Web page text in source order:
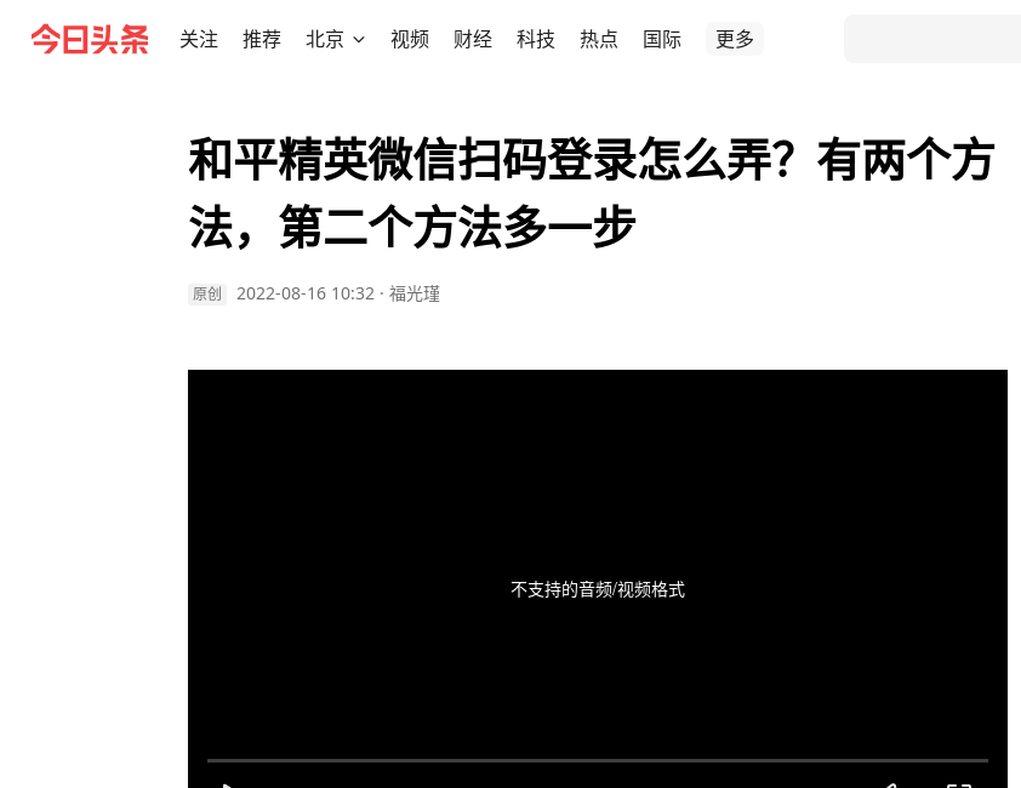
关注 推荐 北京 视频 财经 科技 热点 国际 更多
和平精英微信扫码登录怎么弄？有两个方
法，第二个方法多一步
原创 2022-08-16 10:32 · 福光瑾
不支持的音频/视频格式